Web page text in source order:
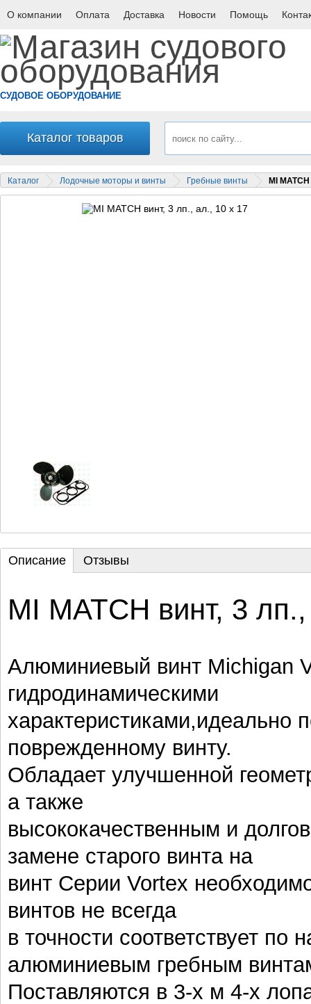
О компании Оплата Доставка Новости Помощь
СУДОВОЕ ОБОРУДОВАНИЕ
Каталог товаров
Каталог Лодочные моторы и винты Гребные винты MI
Описание Отзывы
MI MATCH винт, 3
Алюминиевый винт Michigan
гидродинамическими
характеристиками,идеально
поврежденному винту.
Обладает улучшенной
а также
высококачественным и
замене старого винта на
винт Серии Vortex
винтов не всегда
в точности соответствует по
алюминиевым гребным
Поставляются в 3-х м 4-х